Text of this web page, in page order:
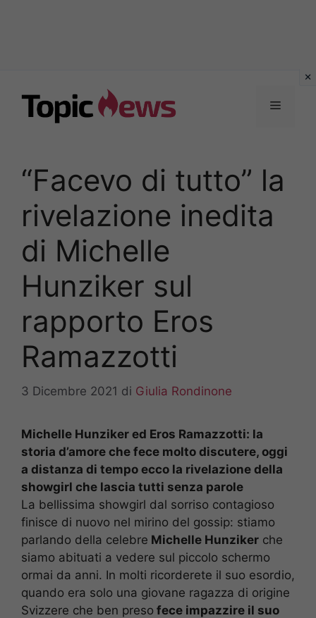
contenuto
Menu
“Facevo di tutto” la
rivelazione inedita
di Michelle
Hunziker sul
rapporto Eros
Ramazzotti
3 Dicembre 2021 di Giulia Rondinone
Michelle Hunziker ed Eros Ramazzotti: la
storia d’amore che fece molto discutere, oggi
a distanza di tempo ecco la rivelazione della
showgirl che lascia tutti senza parole
La bellissima showgirl dal sorriso contagioso
finisce di nuovo nel mirino del gossip: stiamo
parlando della celebre Michelle Hunziker che
siamo abituati a vedere sul piccolo schermo
ormai da anni. In molti ricorderete il suo esordio,
quando era solo una giovane ragazza di origine
Svizzere che ben preso fece impazzire il suo